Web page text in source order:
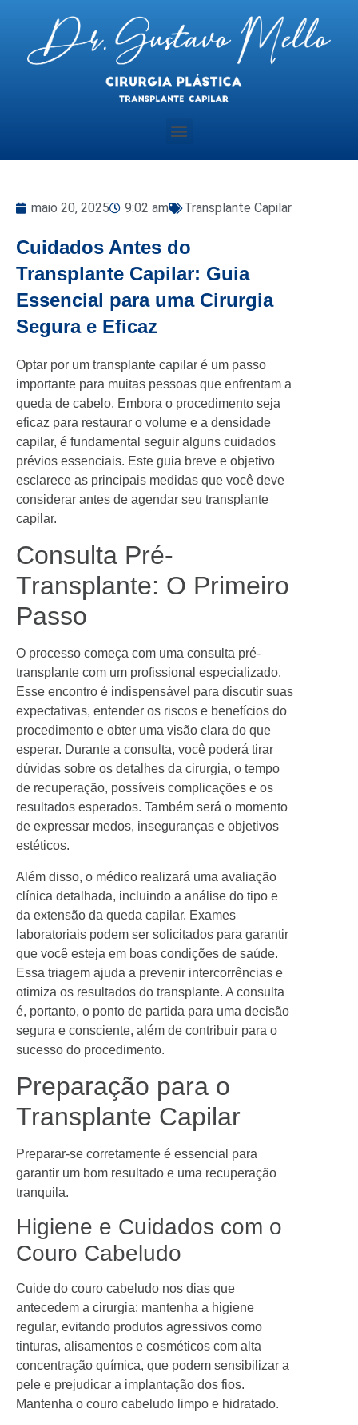
maio 20, 2025 9:02 am Transplante Capilar
Cuidados Antes do
Transplante Capilar: Guia
Essencial para uma Cirurgia
Segura e Eficaz
Optar por um transplante capilar é um passo
importante para muitas pessoas que enfrentam a
queda de cabelo. Embora o procedimento seja
eficaz para restaurar o volume e a densidade
capilar, é fundamental seguir alguns cuidados
prévios essenciais. Este guia breve e objetivo
esclarece as principais medidas que você deve
considerar antes de agendar seu transplante
capilar.
Consulta Pré-
Transplante: O Primeiro
Passo
O processo começa com uma consulta pré-
transplante com um profissional especializado.
Esse encontro é indispensável para discutir suas
expectativas, entender os riscos e benefícios do
procedimento e obter uma visão clara do que
esperar. Durante a consulta, você poderá tirar
dúvidas sobre os detalhes da cirurgia, o tempo
de recuperação, possíveis complicações e os
resultados esperados. Também será o momento
de expressar medos, inseguranças e objetivos
estéticos.
Além disso, o médico realizará uma avaliação
clínica detalhada, incluindo a análise do tipo e
da extensão da queda capilar. Exames
laboratoriais podem ser solicitados para garantir
que você esteja em boas condições de saúde.
Essa triagem ajuda a prevenir intercorrências e
otimiza os resultados do transplante. A consulta
é, portanto, o ponto de partida para uma decisão
segura e consciente, além de contribuir para o
sucesso do procedimento.
Preparação para o
Transplante Capilar
Preparar-se corretamente é essencial para
garantir um bom resultado e uma recuperação
tranquila.
Higiene e Cuidados com o
Couro Cabeludo
Cuide do couro cabeludo nos dias que
antecedem a cirurgia: mantenha a higiene
regular, evitando produtos agressivos como
tinturas, alisamentos e cosméticos com alta
concentração química, que podem sensibilizar a
pele e prejudicar a implantação dos fios.
Mantenha o couro cabeludo limpo e hidratado.